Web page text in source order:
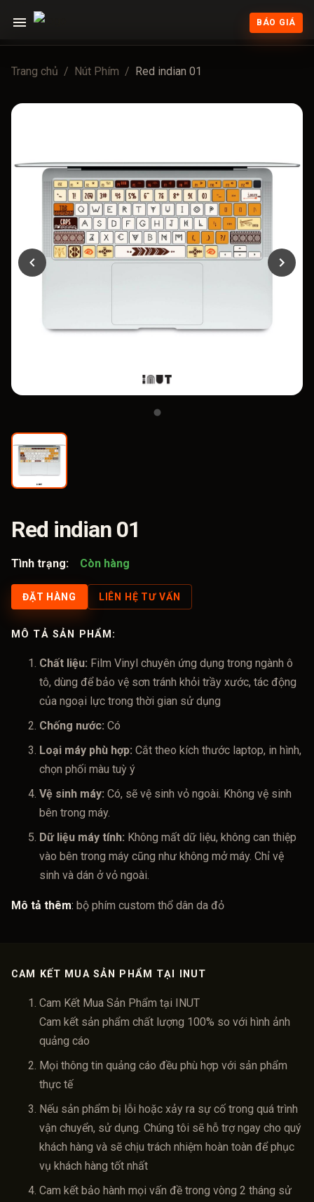
BÁO GIÁ
Trang chủ / Nút Phím / Red indian 01
Red indian 01
Tình trạng: Còn hàng
ĐẶT HÀNG LIÊN HỆ TƯ VẤN
MÔ TẢ SẢN PHẨM:
Chất liệu: Film Vinyl chuyên ứng dụng trong ngành ô
tô, dùng để bảo vệ sơn tránh khỏi trầy xước, tác động
của ngoại lực trong thời gian sử dụng
Chống nước: Có
Loại máy phù hợp: Cắt theo kích thước laptop, in hình,
chọn phối màu tuỳ ý
Vệ sinh máy: Có, sẽ vệ sinh vỏ ngoài. Không vệ sinh
bên trong máy.
Dữ liệu máy tính: Không mất dữ liệu, không can thiệp
vào bên trong máy cũng như không mở máy. Chỉ vệ
sinh và dán ở vỏ ngoài.
Mô tả thêm: bộ phím custom thổ dân da đỏ
CAM KẾT MUA SẢN PHẨM TẠI INUT
Cam Kết Mua Sản Phẩm tại INUT
Cam kết sản phẩm chất lượng 100% so với hình ảnh
quảng cáo
Mọi thông tin quảng cáo đều phù hợp với sản phẩm
thực tế
Nếu sản phẩm bị lỗi hoặc xảy ra sự cố trong quá trình
vận chuyển, sử dụng. Chúng tôi sẽ hỗ trợ ngay cho quý
khách hàng và sẽ chịu trách nhiệm hoàn toàn để phục
vụ khách hàng tốt nhất
Cam kết bảo hành mọi vấn đề trong vòng 2 tháng sử